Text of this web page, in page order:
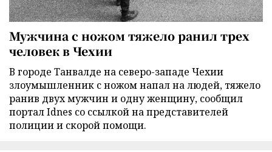
Мужчина с ножом тяжело ранил трех
человек в Чехии
В городе Танвалде на северо-западе Чехии
злоумышленник с ножом напал на людей, тяжело
ранив двух мужчин и одну женщину, сообщил
портал Idnes со ссылкой на представителей
полиции и скорой помощи.